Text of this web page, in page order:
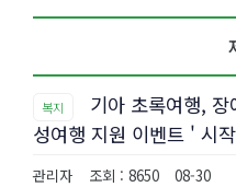
복지
기아 초록여행,
성여행 지원 이벤트 ' 시작
관리자 조회 : 8650 08-30